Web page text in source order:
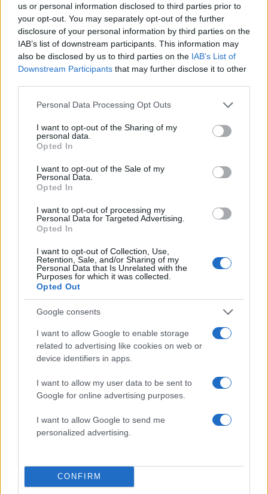
us or personal information disclosed to third parties prior to
your opt-out. You may separately opt-out of the further
disclosure of your personal information by third parties on the
IAB’s list of downstream participants. This information may
also be disclosed by us to third parties on the IAB’s List of
Downstream Participants that may further disclose it to other
Please note that this website/app uses one or more Google
not limited to your visit or usage behaviour. You may click to
grant or deny consent to Google and its third-party tags to
use your data for below specified purposes in below Google
consent section.
Personal Data Processing Opt Outs
I want to opt-out of the Sharing of my
personal data.
Opted In
I want to opt-out of the Sale of my
Personal Data.
Opted In
I want to opt-out of processing my
Personal Data for Targeted Advertising.
Opted In
I want to opt-out of Collection, Use,
Retention, Sale, and/or Sharing of my
Personal Data that Is Unrelated with the
Purposes for which it was collected.
Opted Out
Google consents
I want to allow Google to enable storage
related to advertising like cookies on web or
device identifiers in apps.
I want to allow my user data to be sent to
Google for online advertising purposes.
I want to allow Google to send me
personalized advertising.
CONFIRM
– «Καμία στιγμή ευτυχίας δεδομένη»
08.08.2026
Λένα Παπαληγούρα για τον σύζυγό της, Άκη
Πάντο: «Ο γάμος μας είναι πολύ καλύτερος απ’
ό,τι είχα φανταστεί»